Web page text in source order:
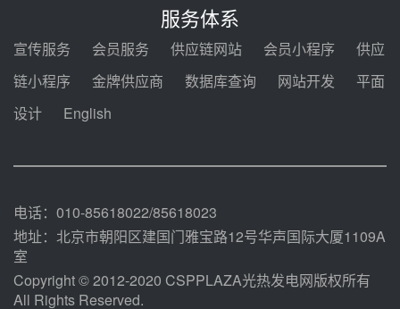
电机组灵活性改造项目三元液态盐
采购合同
迪尔化工预中标华能西安热工院
2026-2029年熔盐介质框架协议
100MW光热项目机组调试及性能
服务体系
宣传服务 会员服务 供应链网站 会员小程序
供应
链小程序
金牌供应商 数据库查询 网站开发
平面
设计
English
电话：010-85618022/85618023
地址：北京市朝阳区建国门雅宝路12号华声国际大厦1109A
室
Copyright © 2012-2020 CSPPLAZA光热发电网版权所有
All Rights Reserved.